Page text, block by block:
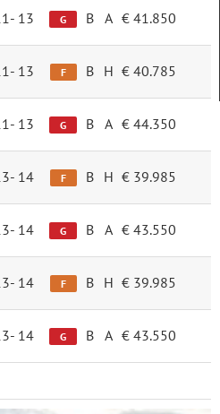
13 G B A € 41.850
13 F B H € 40.785
13 G B A € 44.350
14 F B H € 39.985
14 G B A € 43.550
14 F B H € 39.985
14 G B A € 43.550